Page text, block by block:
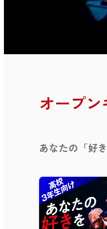
オープ
あなたの「好